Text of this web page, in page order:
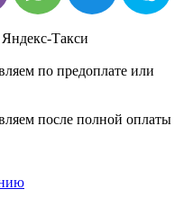
Яндекс-Такси
по предоплате или
после полной оплаты